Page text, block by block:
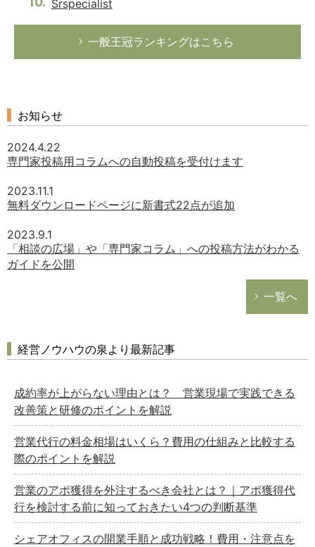
Srspecialist
一般王冠ランキングはこちら
お知らせ
2024.4.22
専門家投稿用コラムへの自動投稿を受付けます
2023.11.1
無料ダウンロードページに新書式22点が追加
2023.9.1
「相談の広場」や「専門家コラム」への投稿方法がわかる
ガイドを公開
一覧へ
経営ノウハウの泉より最新記事
成約率が上がらない理由とは？ 営業現場で実践できる
改善策と研修のポイントを解説
営業代行の料金相場はいくら？費用の仕組みと比較する
際のポイントを解説
営業のアポ獲得を外注するべき会社とは？｜アポ獲得代
行を検討する前に知っておきたい4つの判断基準
シェアオフィスの開業手順と成功戦略！費用・注意点を